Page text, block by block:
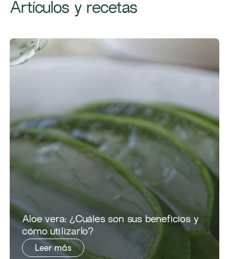
Artículos y recetas
​​Aloe vera: ¿Cuáles son sus beneficios y
cómo utilizarlo?​
Leer más